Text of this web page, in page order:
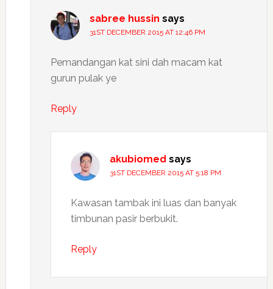
sabree hussin says
31ST DECEMBER 2015 AT 12:46 PM
Pemandangan kat sini dah macam kat
gurun pulak ye
Reply
akubiomed says
31ST DECEMBER 2015 AT 5:18 PM
Kawasan tambak ini luas dan banyak
timbunan pasir berbukit.
Reply